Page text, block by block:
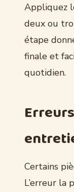
Appliquez
deux ou
étape
finale et
quotidien.
Certains
L’erreur la